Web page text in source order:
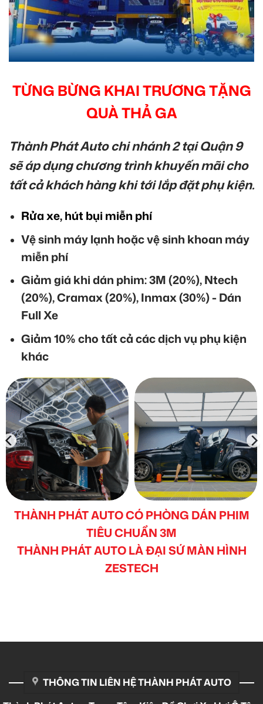
TỪNG BỪNG KHAI TRƯƠNG TẶNG
QUÀ THẢ GA
Thành Phát Auto chi nhánh 2 tại Quận 9
sẽ áp dụng chương trình khuyến mãi cho
tất cả khách hàng khi tới lắp đặt phụ kiện.
Rửa xe, hút bụi miễn phí
Vệ sinh máy lạnh hoặc vệ sinh khoan máy
miễn phí
Giảm giá khi dán phim: 3M (20%), Ntech
(20%), Cramax (20%), Inmax (30%) - Dán
Full Xe
Giảm 10% cho tất cả các dịch vụ phụ kiện
khác
THÀNH PHÁT AUTO CÓ PHÒNG DÁN PHIM
TIÊU CHUẨN 3M
THÀNH PHÁT AUTO LÀ ĐẠI SỨ MÀN HÌNH
ZESTECH
THÔNG TIN LIÊN HỆ THÀNH PHÁT AUTO